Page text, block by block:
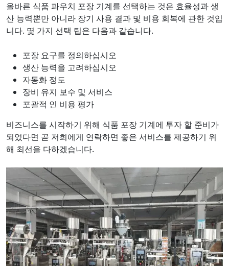
올바른 식품 파우치 포장 기계를 선택하는 것은 효율성과 생
산 능력뿐만 아니라 장기 사용 결과 및 비용 회복에 관한 것입
니다. 몇 가지 선택 팁은 다음과 같습니다.
포장 요구를 정의하십시오
생산 능력을 고려하십시오
자동화 정도
장비 유지 보수 및 서비스
포괄적 인 비용 평가
비즈니스를 시작하기 위해 식품 포장 기계에 투자 할 준비가
되었다면 곧 저희에게 연락하면 좋은 서비스를 제공하기 위
해 최선을 다하겠습니다.